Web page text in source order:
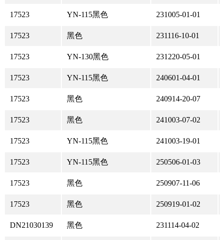
17523 YN-115黑色 231005-01-01
17523 黑色 231116-10-01
17523 YN-130黑色 231220-05-01
17523 YN-115黑色 240601-04-01
17523 黑色 240914-20-07
17523 黑色 241003-07-02
17523 YN-115黑色 241003-19-01
17523 YN-115黑色 250506-01-03
17523 黑色 250907-11-06
17523 黑色 250919-01-02
DN21030139 黑色 231114-04-02